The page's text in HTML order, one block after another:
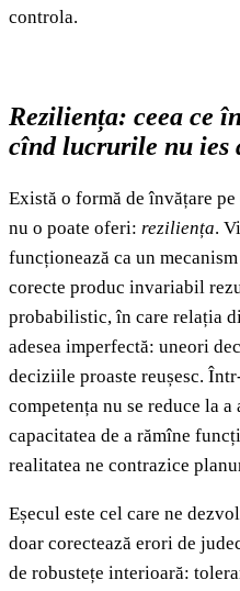
controla.
Reziliența: ceea ce
cînd lucrurile nu ies
Există o formă de învățare
nu o poate oferi: reziliența.
funcționează ca un
corecte produc invariabil
probabilistic, în care relația
adesea imperfectă: uneori
deciziile proaste reușesc.
competența nu se reduce la
capacitatea de a rămîne
realitatea ne contrazice
Eșecul este cel care ne
doar corectează erori de
de robustețe interioară: